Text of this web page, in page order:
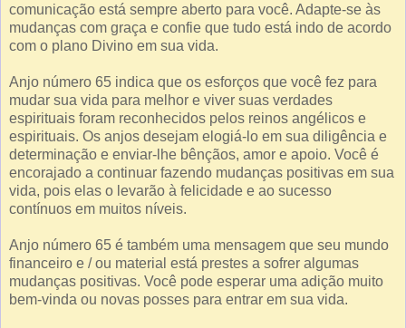
comunicação está sempre aberto para você. Adapte-se às
mudanças com graça e confie que tudo está indo de acordo
com o plano Divino em sua vida.
Anjo número 65 indica que os esforços que você fez para
mudar sua vida para melhor e viver suas verdades
espirituais foram reconhecidos pelos reinos angélicos e
espirituais. Os anjos desejam elogiá-lo em sua diligência e
determinação e enviar-lhe bênçãos, amor e apoio. Você é
encorajado a continuar fazendo mudanças positivas em sua
vida, pois elas o levarão à felicidade e ao sucesso
contínuos em muitos níveis.
Anjo número 65 é também uma mensagem que seu mundo
financeiro e / ou material está prestes a sofrer algumas
mudanças positivas. Você pode esperar uma adição muito
bem-vinda ou novas posses para entrar em sua vida.